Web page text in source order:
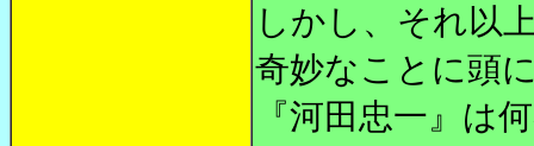
しかし、それ以
奇妙なことに頭
『河田忠一』は